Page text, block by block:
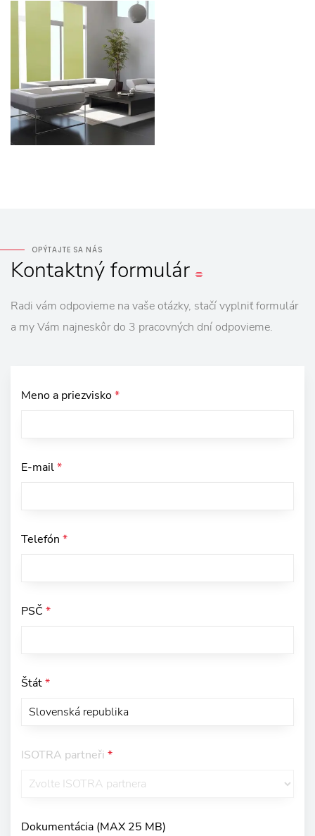
OPÝTAJTE SA NÁS
Kontaktnýformulár
Radi vám odpovieme na vaše otázky, stačí vyplniť formulár
a my Vám najneskôr do 3 pracovných dní odpovieme.
Meno a priezvisko*
E-mail*
Telefón *
PSČ *
Štát*
ISOTRA partneři *
Dokumentácia (MAX 25 MB)